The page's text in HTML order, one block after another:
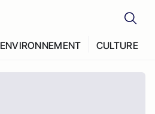
ENVIRONNEMENT CULTURE